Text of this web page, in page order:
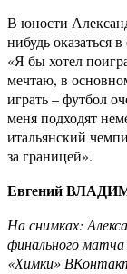
В юности
нибудь оказаться
«Я бы хотел
мечтаю, в
играть – футбол
меня подходят
итальянский
за границей».
Евгений
На снимках:
финального
«Химки»